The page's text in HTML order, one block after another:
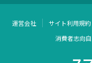
運営会社 サイト利用規約
消費者志向